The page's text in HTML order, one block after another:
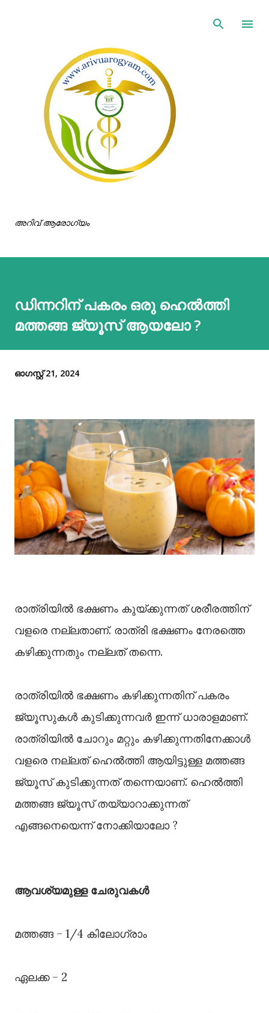
അറിവ് ആരോഗ്യം
ഡിന്നറിന് പകരം ഒരു ഹെല്‍ത്തി
മത്തങ്ങ ജ്യൂസ് ആയലോ ?
ഓഗസ്റ്റ് 21, 2024
രാത്രിയിൽ ഭക്ഷണം കുയ്ക്കുന്നത് ശരീരത്തിന്
വളരെ നല്ലതാണ്. രാത്രി ഭക്ഷണം നേരത്തെ
കഴിക്കുന്നതും നല്ലത് തന്നെ.
രാത്രിയില്‍ ഭക്ഷണം കഴിക്കുന്നതിന് പകരം
ജ്യൂസുകള്‍ കുടിക്കുന്നവര്‍ ഇന്ന് ധാരാളമാണ്.
രാത്രിയില്‍ ചോറും മറ്റും കഴിക്കുന്നതിനേക്കാള്‍
വളരെ നല്ലത് ഹെല്‍ത്തി ആയിട്ടുള്ള മത്തങ്ങ
ജ്യൂസ് കുടിക്കുന്നത് തന്നെയാണ്. ഹെല്‍ത്തി
മത്തങ്ങ ജ്യൂസ് തയ്യാറാക്കുന്നത്
എങ്ങനെയെന്ന് നോക്കിയാലോ ?
ആവശ്യമുള്ള ചേരുവകള്‍
മത്തങ്ങ – 1/4 കിലോഗ്രാം
ഏലക്ക – 2